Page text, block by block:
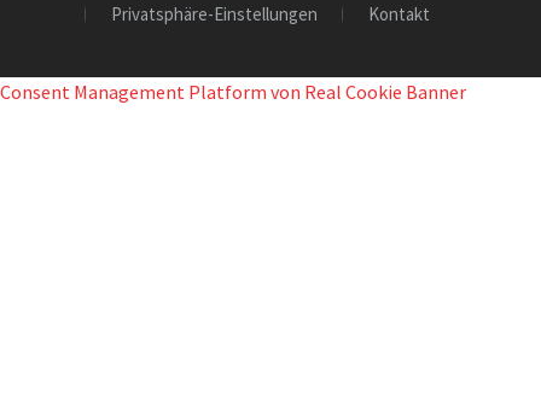
Privatsphäre-Einstellungen
Kontakt
Consent Management Platform von Real Cookie Banner